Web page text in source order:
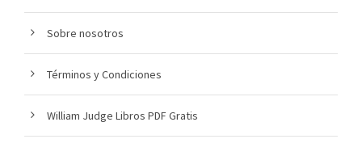
Sobre nosotros
Términos y Condiciones
William Judge Libros PDF Gratis